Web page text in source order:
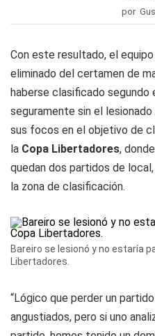
por
Con este resultado, el
eliminado del certamen de
haberse clasificado segundo
seguramente sin el lesionado
sus focos en el objetivo de
la Copa Libertadores,
quedan dos partidos de
la zona de clasificación.
Bareiro se lesionó y no estaría
Libertadores.
“Lógico que perder un
angustiados, pero si uno